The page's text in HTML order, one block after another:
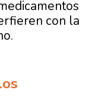
con la